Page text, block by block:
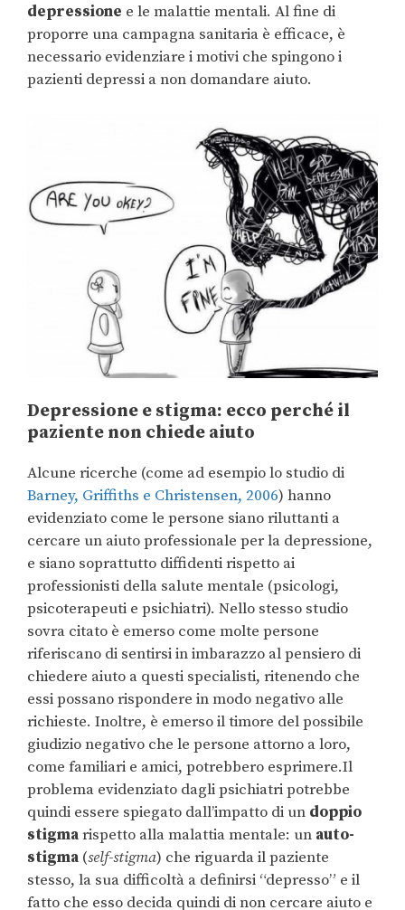
depressione e le malattie mentali. Al fine di
proporre una campagna sanitaria è efficace, è
necessario evidenziare i motivi che spingono i
pazienti depressi a non domandare aiuto.
Depressione e stigma: ecco perché il
paziente non chiede aiuto
Alcune ricerche (come ad esempio lo studio di
Barney, Griffiths e Christensen, 2006) hanno
evidenziato come le persone siano riluttanti a
cercare un aiuto professionale per la depressione,
e siano soprattutto diffidenti rispetto ai
professionisti della salute mentale (psicologi,
psicoterapeuti e psichiatri). Nello stesso studio
sovra citato è emerso come molte persone
riferiscano di sentirsi in imbarazzo al pensiero di
chiedere aiuto a questi specialisti, ritenendo che
essi possano rispondere in modo negativo alle
richieste. Inoltre, è emerso il timore del possibile
giudizio negativo che le persone attorno a loro,
come familiari e amici, potrebbero esprimere.Il
problema evidenziato dagli psichiatri potrebbe
quindi essere spiegato dall’impatto di un doppio
stigmarispetto alla malattia mentale: un auto-
stigma (self-stigma) che riguarda il paziente
stesso, la sua difficoltà a definirsi “depresso” e il
fatto che esso decida quindi di non cercare aiuto e